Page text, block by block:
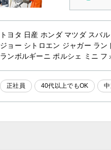
トヨタ 日産 ホンダ マツダ スバ
ジョー シトロエン ジャガー ラ
ランボルギーニ ポルシェ ミニ
正社員 40代以上でもOK